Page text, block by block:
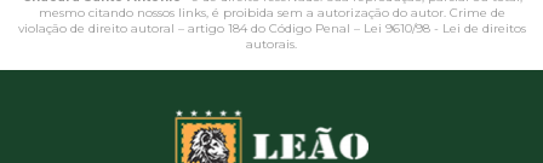
mesmo citando nossos links, é proibida sem a autorização do autor. Crime de
violação de direito autoral – artigo 184 do Código Penal – Lei 9610/98 - Lei de direitos
autorais.